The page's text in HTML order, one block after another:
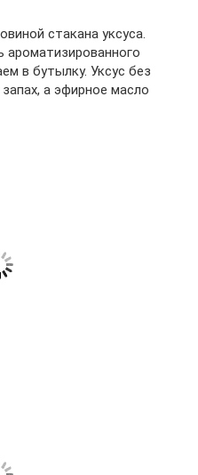
стакана уксуса.
ароматизированного
в бутылку. Уксус без
а эфирное масло